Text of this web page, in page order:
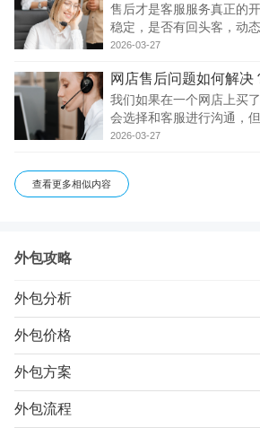
要学会倾
售后才是客服服务真正的
稳定，是否有回头客，动
都与售后客服有着莫大的
户肯定也是什么样的人都
户投
2026-03-27
我们如果在一个网店上买
会选择和客服进行沟通，
还是不会给你解决这些事
题。 一、网店售后问题如
单直接退
2026-03-27
查看更多相似内容
外包攻略
外包分析
外包价格
外包方案
外包流程